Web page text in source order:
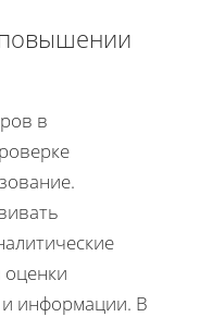
в
и информации. В